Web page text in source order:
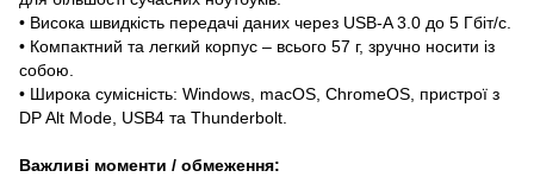
• Висока швидкість передачі даних через USB-A 3.0 до 5 Гбіт/с.
• Компактний та легкий корпус – всього 57 г, зручно носити із
собою.
• Широка сумісність: Windows, macOS, ChromeOS, пристрої з
DP Alt Mode, USB4 та Thunderbolt.
Важливі моменти / обмеження: